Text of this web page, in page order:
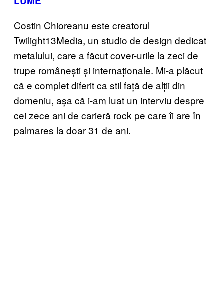
Costin Chioreanu este creatorul
Twilight13Media, un studio de design dedicat
metalului, care a făcut cover-urile la zeci de
trupe românești și internaționale. Mi-a plăcut
că e complet diferit ca stil față de alții din
domeniu, așa că i-am luat un interviu despre
cei zece ani de carieră rock pe care îi are în
palmares la doar 31 de ani.